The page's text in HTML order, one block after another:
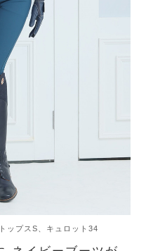
ップスS、キュロット34